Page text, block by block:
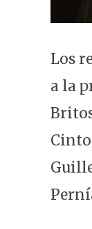
Los
a la